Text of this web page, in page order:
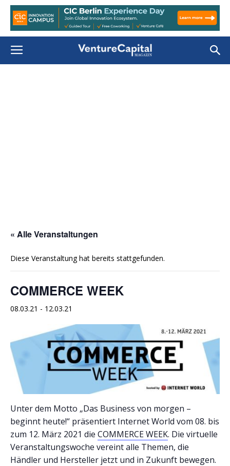
« Alle Veranstaltungen
Diese Veranstaltung hat bereits stattgefunden.
COMMERCE WEEK
08.03.21 - 12.03.21
Unter dem Motto „Das Business von morgen –
beginnt heute!“ präsentiert Internet World vom 08. bis
zum 12. März 2021 die COMMERCE WEEK. Die virtuelle
Veranstaltungswoche vereint alle Themen, die
Händler und Hersteller jetzt und in Zukunft bewegen.